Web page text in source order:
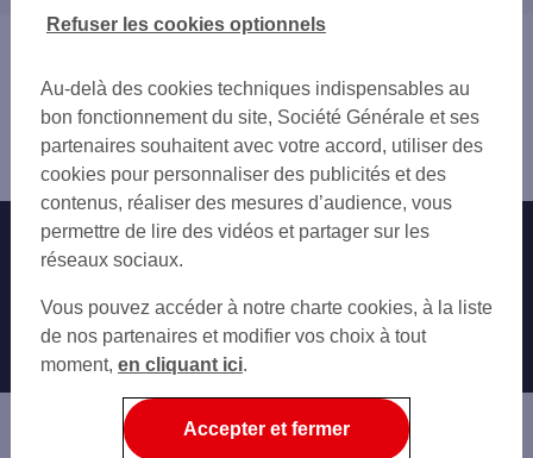
Corse-du-Sud
Nos engagements Nous contacter
Autres sites SG
Professionnels
Entreprises
Associations
Au-delà des cookies techniques indispensables au
bon fonctionnement du site, Société Générale et ses
partenaires souhaitent avec votre accord, utiliser des
cookies pour personnaliser des publicités et des
contenus, réaliser des mesures d’audience, vous
permettre de lire des vidéos et partager sur les
réseaux sociaux.
Vous pouvez accéder à notre charte cookies, à la liste
de nos partenaires et modifier vos choix à tout
moment, en cliquant ici.
Refuser les cookies optionnels
Accepter et fermer